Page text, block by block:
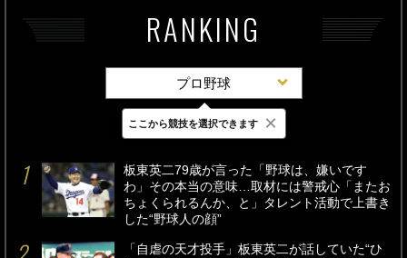
RANKING
プロ野球
最新 24時間 週間
板東英二79歳が言った「野球は、嫌いです
わ」その本当の意味…取材には警戒心「またお
ちょくられるんか、と」タレント活動で上書き
した“野球人の顔”
「自虐の天才投手」板東英二が話していた“ひ
ここから競技を選択できます ×